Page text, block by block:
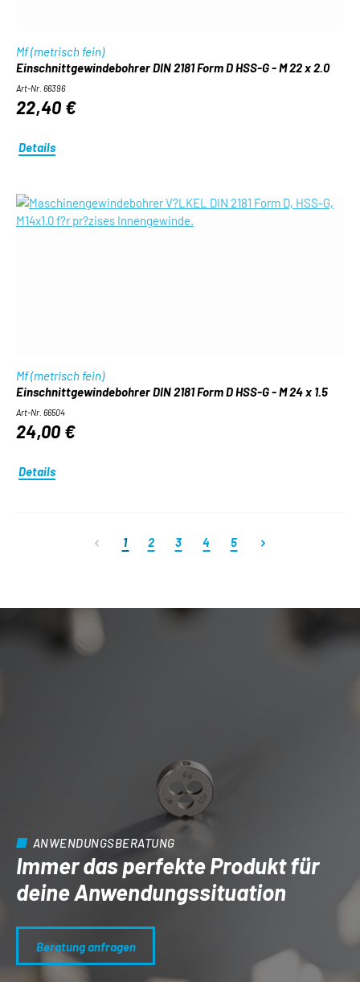
Mf (metrisch fein)
Einschnittgewindebohrer DIN 2181 Form D HSS-G - M 22 x 2.0
Art-Nr. 66396
22,40 €
Details
Mf (metrisch fein)
Einschnittgewindebohrer DIN 2181 Form D HSS-G - M 24 x 1.5
Art-Nr. 66504
24,00 €
Details
Seite
1 Seite
2 Seite
3 Seite
4 Seite
5
ANWENDUNGSBERATUNG
Immer das perfekte Produkt für
deine Anwendungs­situation
Beratung anfragen